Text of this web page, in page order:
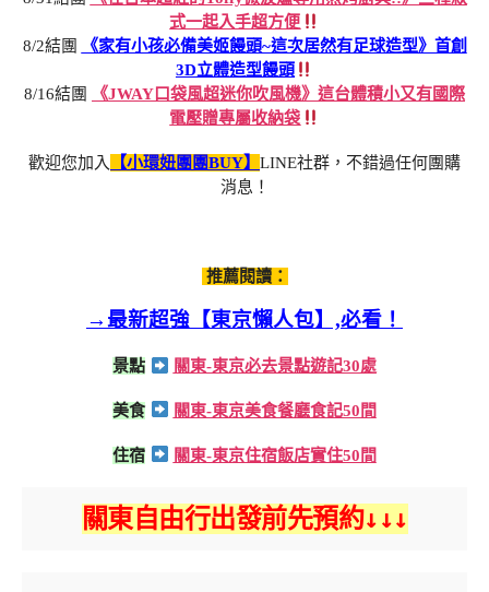
式一起入手超方便
8/2結團
《家有小孩必備美姬饅頭~這次居然有足球造型》首創
3D立體造型饅頭
8/16結團
《JWAY口袋風超迷你吹風機》這台體積小又有國際
電壓贈專屬收納袋
歡迎您加入 【小環妞團團BUY】 LINE社群，不錯過任何團購
消息！
推薦閱讀：
→最新超強【東京懶人包】,必看！
景點 關東-東京必去景點遊記30處
美食 關東-東京美食餐廳食記50間
住宿 關東-東京住宿飯店實住50間
關東自由行出發前先預約↓↓↓